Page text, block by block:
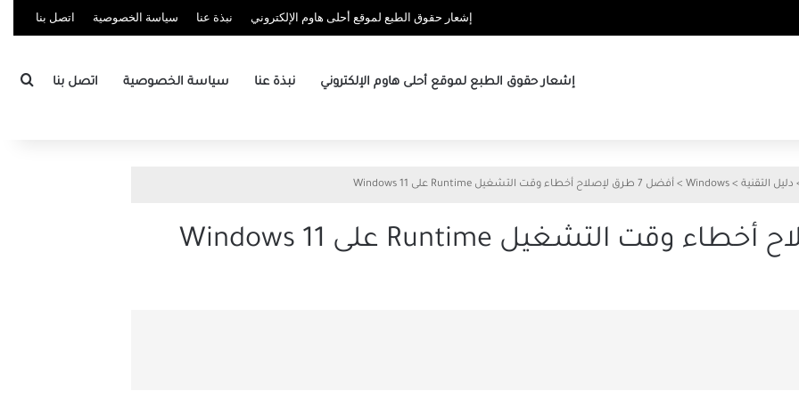
إشعار حقوق الطبع لموقع أحلى هاوم الإلكتروني نبذة عنا سياسة الخصوصية اتصل بنا
إشعار حقوق الطبع لموقع أحلى هاوم الإلكتروني نبذة عنا سياسة الخصوصية اتصل بنا
دليل التقنية >
Windows
> أفضل 7 طرق لإصلاح أخطاء وقت التشغيل Runtime على Windows 11